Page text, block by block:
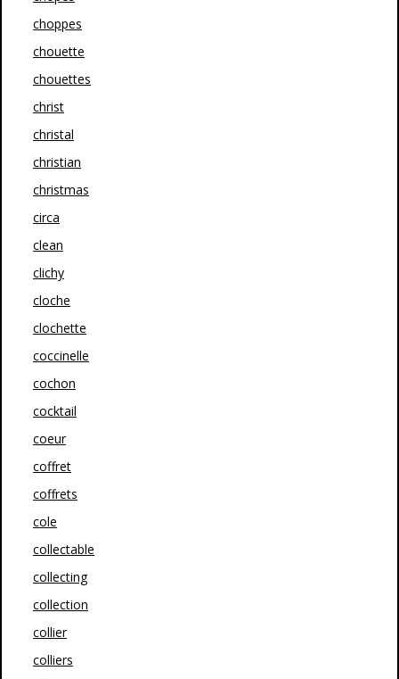
choppes
chouette
chouettes
christ
christal
christian
christmas
circa
clean
clichy
cloche
clochette
coccinelle
cochon
cocktail
coeur
coffret
coffrets
cole
collectable
collecting
collection
collier
colliers